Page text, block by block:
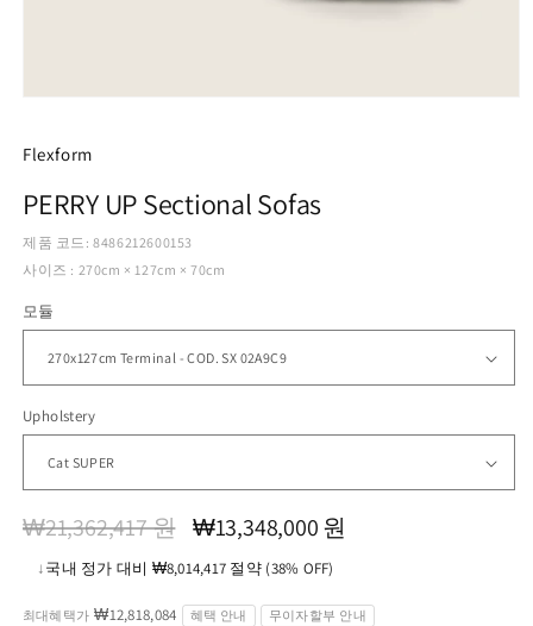
에
미
디
어
열
Flexform
PERRY UP Sectional Sofas
제품 코드: 8486212600153
사이즈 : 270cm × 127cm × 70cm
모듈
Upholstery
정
₩21,362,417 원
할
가
₩13,348,000 원
↓국내 정가 대비 ₩8,014,417 절약 (38% OFF)
최대혜택가 ₩12,818,084 혜택 안내 무이자할부 안내